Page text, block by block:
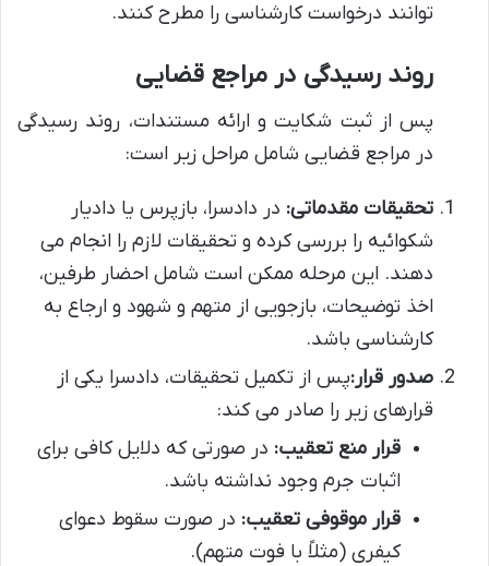
توانند درخواست کارشناسی را مطرح کنند.
روند رسیدگی در مراجع قضایی
پس از ثبت شکایت و ارائه مستندات، روند رسیدگی
در مراجع قضایی شامل مراحل زیر است:
تحقیقات مقدماتی: در دادسرا، بازپرس یا دادیار
شکوائیه را بررسی کرده و تحقیقات لازم را انجام می
دهند. این مرحله ممکن است شامل احضار طرفین،
اخذ توضیحات، بازجویی از متهم و شهود و ارجاع به
کارشناسی باشد.
صدور قرار:پس از تکمیل تحقیقات، دادسرا یکی از
قرارهای زیر را صادر می کند:
قرار منع تعقیب: در صورتی که دلایل کافی برای
اثبات جرم وجود نداشته باشد.
قرار موقوفی تعقیب: در صورت سقوط دعوای
کیفری (مثلاً با فوت متهم).